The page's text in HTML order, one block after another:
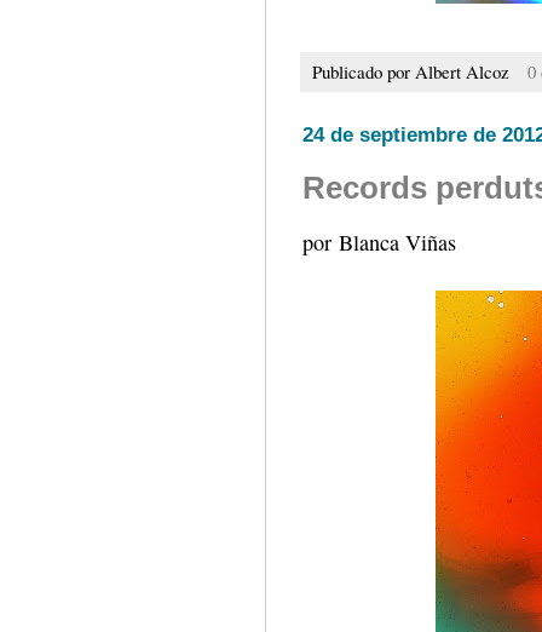
Publicado por Albert Alcoz 0
24 de septiembre de
Records
por Blanca Viñas